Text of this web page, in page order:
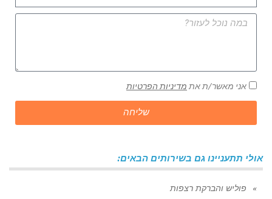
אני מאשר/ת את מדיניות הפרטיות
שליחה
אולי תתעניינו גם בשירותים הבאים:
פוליש והברקת רצפות